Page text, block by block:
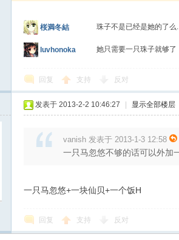
桜満冬結 珠子不是已经是她的了
luvhonoka 她只需要一只珠子就够
回复 支持 反对
发表于 2013-2-2 10:46:27 显示全部楼层
vanish 发表于 2013-1-3 12:58
一只马忽悠不够的话可以外加
一只马忽悠+一块仙贝+一个饭H
回复 支持 反对